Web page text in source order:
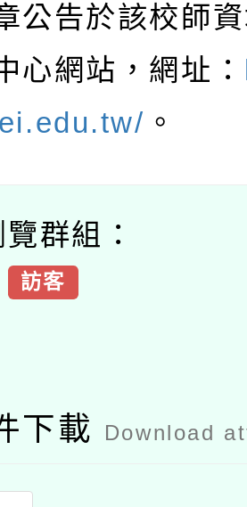
公告於該校師
心網站，網址：
。
群組：
訪客
下載 Download